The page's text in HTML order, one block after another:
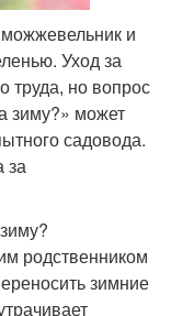
и
Уход за
труда, но вопрос
зиму?» может
садовода.
за
родственником
зимние